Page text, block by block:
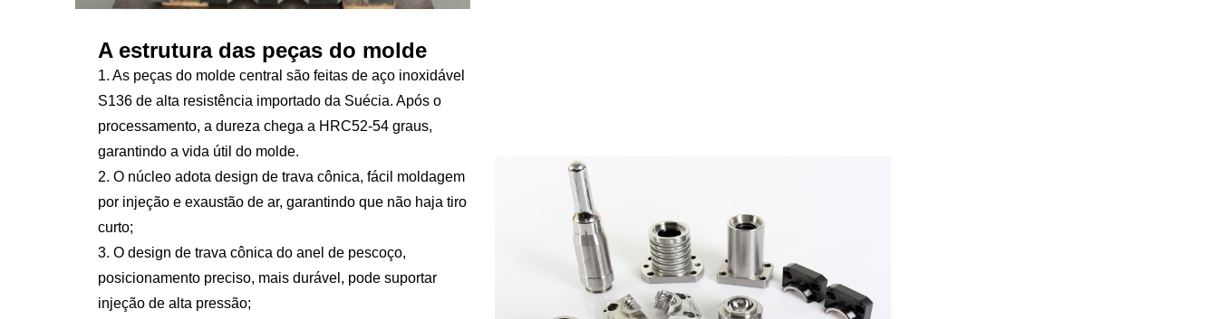
A estrutura das peças do molde
1. As peças do molde central são feitas de aço inoxidável
S136 de alta resistência importado da Suécia. Após o
processamento, a dureza chega a HRC52-54 graus,
garantindo a vida útil do molde.
2. O núcleo adota design de trava cônica, fácil moldagem
por injeção e exaustão de ar, garantindo que não haja tiro
curto;
3. O design de trava cônica do anel de pescoço,
posicionamento preciso, mais durável, pode suportar
injeção de alta pressão;